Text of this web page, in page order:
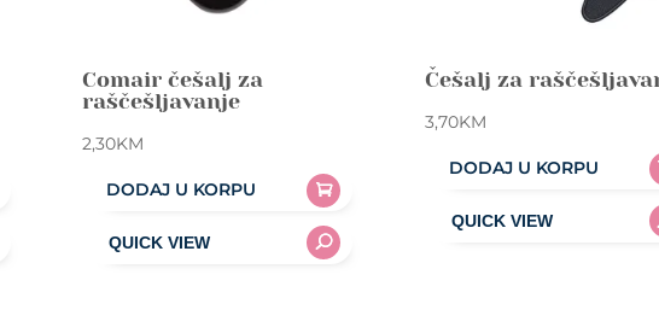
Comair češalj za
raščešljavanje
2,30KM
DODAJ U KORPU
Češalj za
3,70KM
DODAJ U KORPU